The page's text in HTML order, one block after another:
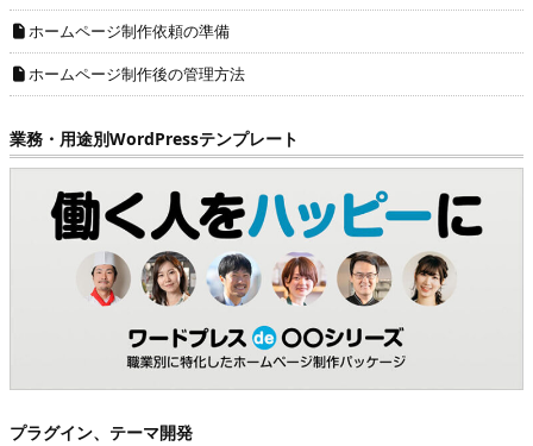
ホームページ制作依頼の準備
ホームページ制作後の管理方法
業務・用途別WordPressテンプレート
プラグイン、テーマ開発